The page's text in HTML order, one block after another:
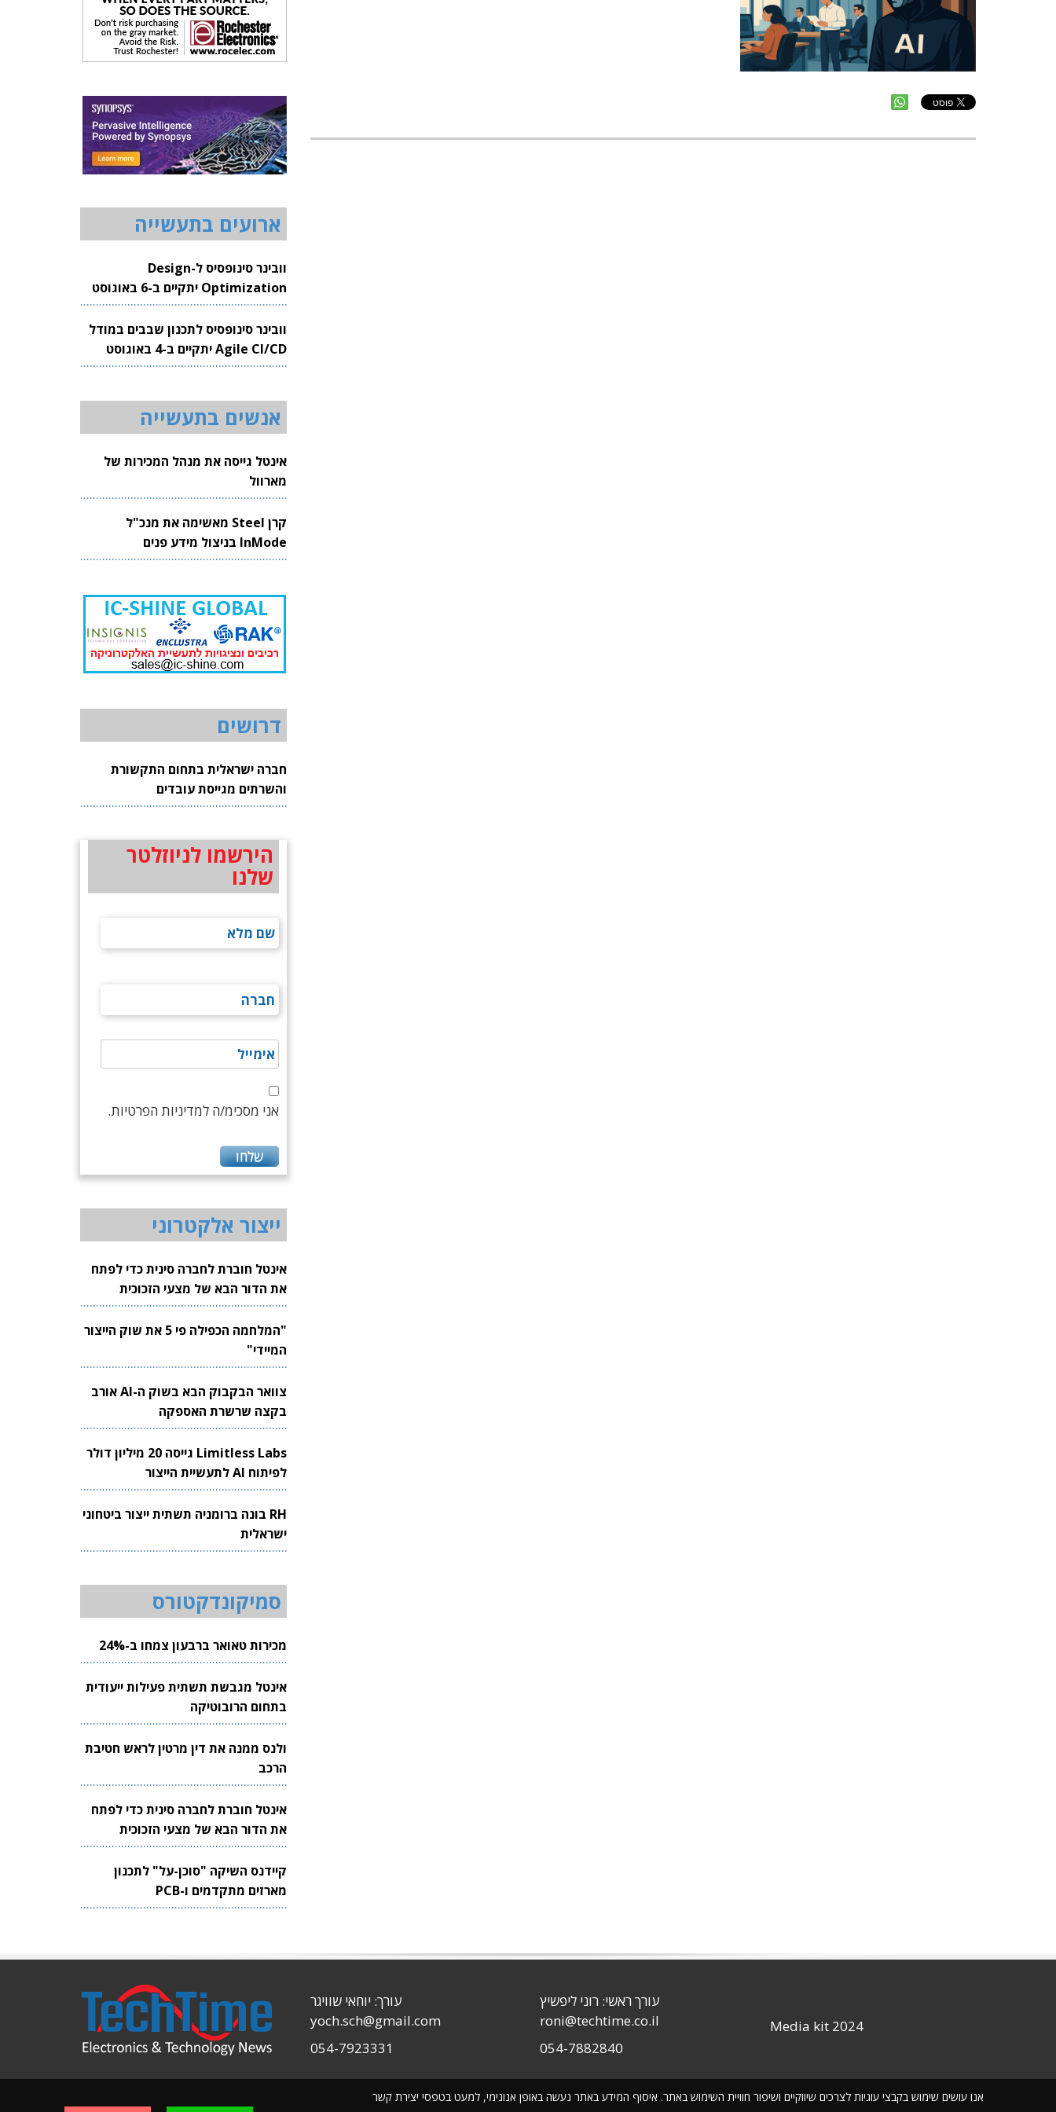
ארועים בתעשייה
וובינר סינופסיס ל-Design
Optimization יתקיים ב-6 באוגוסט
2026
וובינר סינופסיס לתכנון שבבים במודל
Agile CI/CD יתקיים ב-4 באוגוסט
2026
אנשים בתעשייה
אינטל גייסה את מנהל המכירות של
מארוול
קרן Steel מאשימה את מנכ"ל
InMode בניצול מידע פנים
דרושים
חברה ישראלית בתחום התקשורת
והשרתים מגייסת עובדים
הירשמו לניוזלטר
שלנו
אני מסכימ/ה למדיניות הפרטיות.
ייצור אלקטרוני
אינטל חוברת לחברה סינית כדי לפתח
את הדור הבא של מצעי הזכוכית
לשבבים
"המלחמה הכפילה פי 5 את שוק הייצור
המיידי"
צוואר הבקבוק הבא בשוק ה-AI אורב
בקצה שרשרת האספקה
Limitless Labs גייסה 20 מיליון דולר
לפיתוח AI לתעשיית הייצור
RH בונה ברומניה תשתית ייצור ביטחוני
ישראלית
סמיקונדקטורס
מכירות טאואר ברבעון צמחו ב-24%
אינטל מגבשת תשתית פעילות ייעודית
בתחום הרובוטיקה
ולנס ממנה את דין מרטין לראש חטיבת
הרכב
אינטל חוברת לחברה סינית כדי לפתח
את הדור הבא של מצעי הזכוכית
לשבבים
קיידנס השיקה "סוכן-על" לתכנון
מארזים מתקדמים ו-PCB
אנו עושים שימוש בקבצי עוגיות לצרכים שיווקיים ושיפור חוויית השימוש באתר. איסוף המידע באתר נעשה באופן אנונימי, למעט בטפסי יצירת קשר
Media kit 2024
עורך ראשי: רוני ליפשיץ
roni@techtime.co.il
054-7882840
עורך: יוחאי שוויגר
yoch.sch@gmail.com
054-7923331